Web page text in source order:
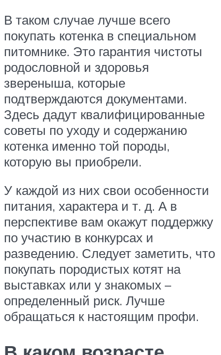
В таком случае лучше всего
покупать котенка в специальном
питомнике. Это гарантия чистоты
родословной и здоровья
звереныша, которые
подтверждаются документами.
Здесь дадут квалифицированные
советы по уходу и содержанию
котенка именно той породы,
которую вы приобрели.
У каждой из них свои особенности
питания, характера и т. д. А в
перспективе вам окажут поддержку
по участию в конкурсах и
разведению. Следует заметить, что
покупать породистых котят на
выставках или у знакомых –
определенный риск. Лучше
обращаться к настоящим профи.